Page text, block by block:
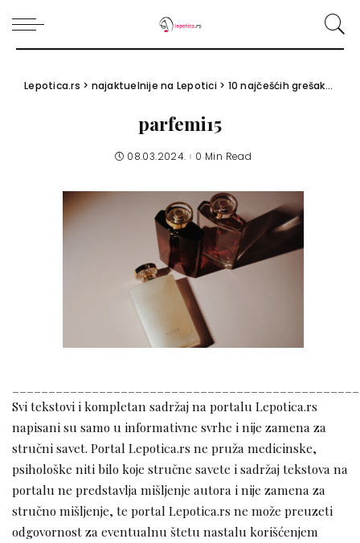
Lepotica.rs > najaktuelnije na Lepotici> 10 najčešćih grešaka sa parfemima koje svi činimo
parfemi15
08.03.2024. 0 Min Read
Svi tekstovi i kompletan sadržaj na portalu Lepotica.rs
napisani su samo u informativne svrhe i nije zamena za
stručni savet. Portal Lepotica.rs ne pruža medicinske,
psihološke niti bilo koje stručne savete i sadržaj tekstova na
portalu ne predstavlja mišljenje autora i nije zamena za
stručno mišljenje, te portal Lepotica.rs ne može preuzeti
odgovornost za eventualnu štetu nastalu korišćenjem